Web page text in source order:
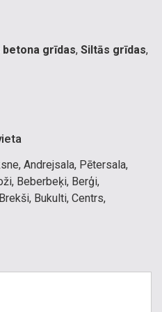
grīdas, Siltās grīdas,
Andrejsala, Pētersala,
Beberbeķi, Berģi,
Bukulti, Centrs,
Dreiliņi, Dzirciems,
Jugla, Jūrmala, Kleisti,